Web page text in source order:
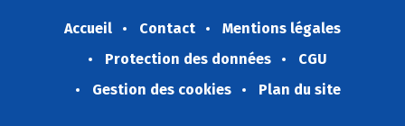
Accueil Contact
Mentions légales
Protection des données
CGU
Gestion des cookies
Plan du site